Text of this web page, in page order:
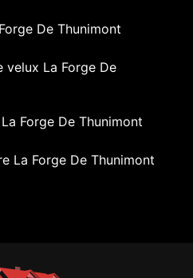
De Thunimont
velux La Forge De
Forge De Thunimont
La Forge De Thunimont